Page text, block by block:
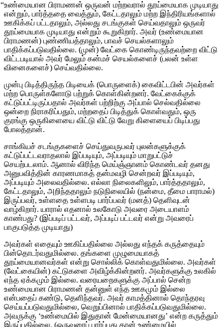
“உண்மையான பிராமணன் ஒருவன் மற்றவரால் தூய்மையாக முடியாது
என்றும், பார்த்ததை வைத்தும், கேட்டதாலும் மற்ற இந்திரியங்களால்
ஊகிக்கப் பட்டதாலும், அல்லது சடங்குகள் செய்வதாலும் ஒருவர்
தூய்மையாக முடியாது என்றும் கூறுகிறார். அவர் (உண்மையான
பிராமணன்) புண்ணியத்தாலும், பாவச் செயல்களாலும்
பாதிக்கப்படுவதில்லை. (முன்) வேட்கை கொண்டிருந்தவற்றை விட்டு
விட்டபடியால் அவர் மேலும் கன்மச் செயல்களைச் (பலன் உள்ள
வினைகளைச்) செய்வதில்லை.
முன்பு பிடித்திருந்த பிடியைக் (பொருளைக்) கைவிட்டபின் அவர்கள்
மற்ற பொருள்களோடு பற்றுக் கொள்கின்றனர். வேட்கைக்குக்
கட்டுப்பட்டிருப்பதால் அவர்கள் பற்றிற்கு அப்பால் செல்வதில்லை
ஒன்றை நிராகரிப்பதும், மற்றதைப் பிடித்துக் கொள்வதும், ஒரு
குரங்கு ஒருகிளையை விட்டு விட்டு வேறு கிளையைப் பிடிப்பது
போலத்தான்.
சாங்கியச் சடங்குகளைச் செய்துவருபவர் புலன்களுக்குக்
கட்டுப்பட்டவராதலால் இப்படியும், அப்படியும் மாறுபட்டுச்
செயற்படலாம். ஆனால் விரிந்த மெய்ஞ்ஞானம் கொண்டவர் தனது
அனுபவித்தின் காரணமாகத் தன்மவழி சென்றவர் இப்படியும்,
அப்படியும் அலைவதில்லை. எல்லா நிலைகளிலும், பார்த்ததாலும்,
கேட்டதாலும், அறிந்ததாலும் நடுநிலையில் (நன்மை, தீமை பாராமல்)
இருப்பவர், உள்ளதை உள்ளபடி பார்ப்பவர் (மனத்) தெளிவுடன்
வாழ்கிறார். யாரால் எதனால் உலகோடு அவரை அடையாளம்
காண்பது? (இப்படிப் பட்டவர், அப்படிப் பட்டவர் என்று அவரைப்
பாகுபடுத்த முடியாது)
அவர்கள் எதையும் ஊகிப்பதில்லை அல்லது எந்தக் கருத்தையும்
பின்தொடர்வதுமில்லை. தங்களை முழுமையாகத்
தூய்மையானவர்கள் என்று சொல்லிக் கொள்வதுமில்லை. அவர்கள்
(வேட்கையின்) கட்டுகளை அவிழ்க்கின்றனர். அவர்களுக்கு உலகில்
எந்த ஏக்கமும் இல்லை. வரையறைகளுக்கு அப்பால் சென்ற
உண்மையான பிராமணன் தன்னுள் எந்த ஊகமும் இல்லை
என்பதைப் கண்டு, தெளிந்தவர். அவர் காமத்தினால் தொந்தரவு
செய்யப்படுவதுமில்லை, வெறுப்பினால் பாதிக்கப்படுவதுமில்லை.
அவருக்கு ‘உண்மையில் இதுதான் மேன்மையானது’ என்ற கருத்தும்
இருப்பதில்லை. (ஒருவரைப் பார்ப்பது தான் உண்மையில்